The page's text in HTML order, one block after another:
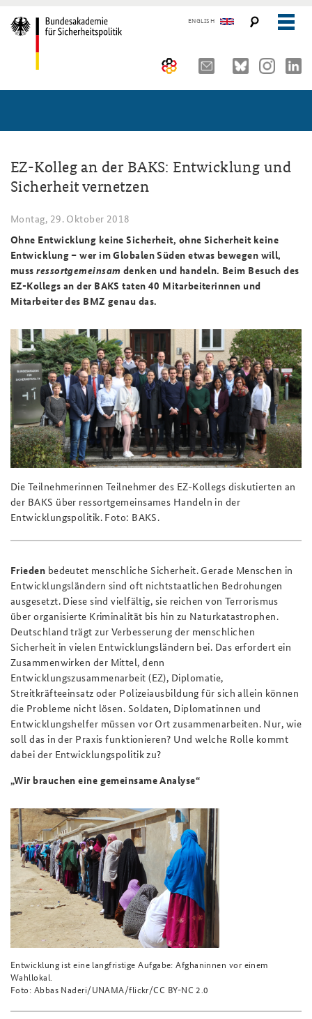
ENGLISH
Aktuelles (menu position rule)
Auftrag und Organisation
Historischer Ort
Kompetenzzentrum Strategische Vorausschau
Team
Sicherheitspolitische Nachwuchsarbeit
Beirat
Praktika an der BAKS
Anfahrt
Freundeskreis
10 Jahre AKJS
Seminare und Tagungen
Führungskräfteseminar für Sicherheitspolitik
Kernseminar für Sicherheitspolitik
Methodenseminar Strategische Vorausschau
Fachseminar Digitalisierung und Sicherheitspolitik
Fachseminar Desinformation und Sicherheitspolitik
Deutsches Forum Sicherheitspolitik
Arbeitskreis "Junge Sicherheitspolitiker"
Das Sicherheitspolitische Gespräch an der BAKS
Studierendenkonferenz Sicherheitspolitik gestalten
Publikationen und Presse
#angeBAKSt: Aktuelle Kommentare zur Sicherheitspolitik
Arbeitspapiere Sicherheitspolitik
Pressespiegel und Gastbeiträge von BAKS-Angehörigen
Ansprechpartner für Presse- und andere Medienanfragen
Newsletter-Archiv
STUDIENPLATTFORM
EZ-Kolleg an der BAKS: Entwicklung und
Sicherheit vernetzen
Montag, 29. Oktober 2018
Ohne Entwicklung keine Sicherheit, ohne Sicherheit keine
Entwicklung – wer im Globalen Süden etwas bewegen will,
mussressortgemeinsam denken und handeln. Beim Besuch des
EZ-Kollegs an der BAKS taten 40 Mitarbeiterinnen und
Mitarbeiter des BMZ genau das.
Die Teilnehmerinnen Teilnehmer des EZ-Kollegs diskutierten an
der BAKS über ressortgemeinsames Handeln in der
Entwicklungspolitik. Foto: BAKS.
Frieden bedeutet menschliche Sicherheit. Gerade Menschen in
Entwicklungsländern sind oft nichtstaatlichen Bedrohungen
ausgesetzt. Diese sind vielfältig, sie reichen von Terrorismus
über organisierte Kriminalität bis hin zu Naturkatastrophen.
Deutschland trägt zur Verbesserung der menschlichen
Sicherheit in vielen Entwicklungsländern bei. Das erfordert ein
Zusammenwirken der Mittel, denn
Entwicklungszusammenarbeit (EZ), Diplomatie,
Streitkräfteeinsatz oder Polizeiausbildung für sich allein können
die Probleme nicht lösen. Soldaten, Diplomatinnen und
Entwicklungshelfer müssen vor Ort zusammenarbeiten. Nur, wie
soll das in der Praxis funktionieren? Und welche Rolle kommt
dabei der Entwicklungspolitik zu?
„Wir brauchen eine gemeinsame Analyse“
Entwicklung ist eine langfristige Aufgabe: Afghaninnen vor einem
Wahllokal.
Foto: Abbas Naderi/UNAMA/flickr/CC BY-NC 2.0